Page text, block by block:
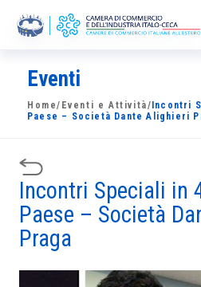
La Camera
News
Sviluppo Mercato
Soci
Eventi
Home/ Eventi e Attività/ Incontri
Paese – Società Dante Alighieri
Incontri Speciali in
Paese – Società
Praga